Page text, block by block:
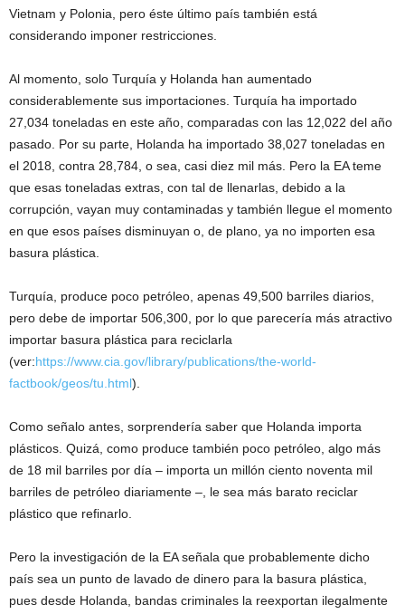
Vietnam y Polonia, pero éste último país también está
considerando imponer restricciones.
Al momento, solo Turquía y Holanda han aumentado
considerablemente sus importaciones. Turquía ha importado
27,034 toneladas en este año, comparadas con las 12,022 del año
pasado. Por su parte, Holanda ha importado 38,027 toneladas en
el 2018, contra 28,784, o sea, casi diez mil más. Pero la EA teme
que esas toneladas extras, con tal de llenarlas, debido a la
corrupción, vayan muy contaminadas y también llegue el momento
en que esos países disminuyan o, de plano, ya no importen esa
basura plástica.
Turquía, produce poco petróleo, apenas 49,500 barriles diarios,
pero debe de importar 506,300, por lo que parecería más atractivo
importar basura plástica para reciclarla
(ver:https://www.cia.gov/library/publications/the-world-
factbook/geos/tu.html).
Como señalo antes, sorprendería saber que Holanda importa
plásticos. Quizá, como produce también poco petróleo, algo más
de 18 mil barriles por día – importa un millón ciento noventa mil
barriles de petróleo diariamente –, le sea más barato reciclar
plástico que refinarlo.
Pero la investigación de la EA señala que probablemente dicho
país sea un punto de lavado de dinero para la basura plástica,
pues desde Holanda, bandas criminales la reexportan ilegalmente